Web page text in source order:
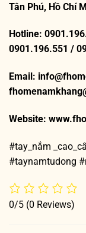
Tân Phú, Hồ Chí
Hotline:
0901.196.551 /
Email:
Website:
#tay_nắm
#taynamtudong
0/5 (0 Reviews)